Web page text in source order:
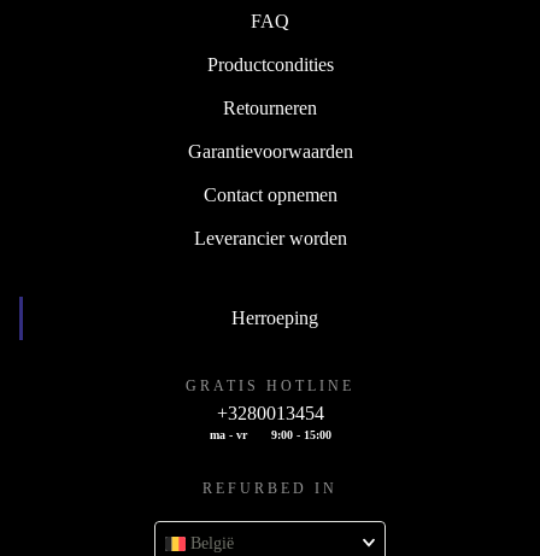
FAQ
Productcondities
Retourneren
Garantievoorwaarden
Contact opnemen
Leverancier worden
Herroeping
GRATIS HOTLINE
+3280013454
ma - vr 9:00 - 15:00
REFURBED IN
België